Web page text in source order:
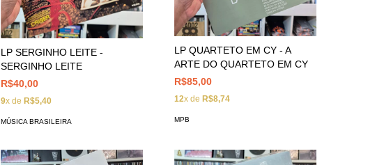
LP SERGINHO LEITE -
SERGINHO LEITE
R$40,00
9x de R$5,40
MÚSICA BRASILEIRA
LP QUARTETO EM CY - A
ARTE DO QUARTETO EM CY
R$85,00
12x de R$8,74
MPB